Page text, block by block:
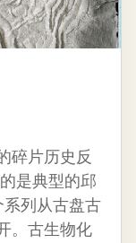
碎片历史反
是典型的邱
系列从古盘古
。古生物化